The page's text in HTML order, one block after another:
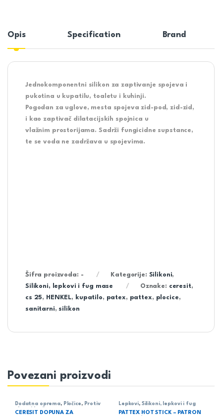
Opis Specification Brand
Jednokomponentni silikon za zaptivanje spojeva i
pukotina u kupatilu, toaletu i kuhinji.
Pogodan za uglove, mesta spojeva zid-pod, zid-zid,
i kao zaptivač dilatacijskih spojnica u
vlažnim prostorijama. Sadrži fungicidne supstance,
te se voda ne zadržava u spojevima.
Šifra proizvoda: - Kategorije: Silikoni,
Silikoni, lepkovi i fug mase
Oznake: ceresit,
cs 25, HENKEL, kupatilo, patex, pattex, plocice,
sanitarni, silikon
Povezani proizvodi
Dodatna oprema, Pločice , Protiv
CERESIT DOPUNA ZA
Lepkovi, Silikoni, lepkovi i fug
PATTEX HOT STICK – PATRON